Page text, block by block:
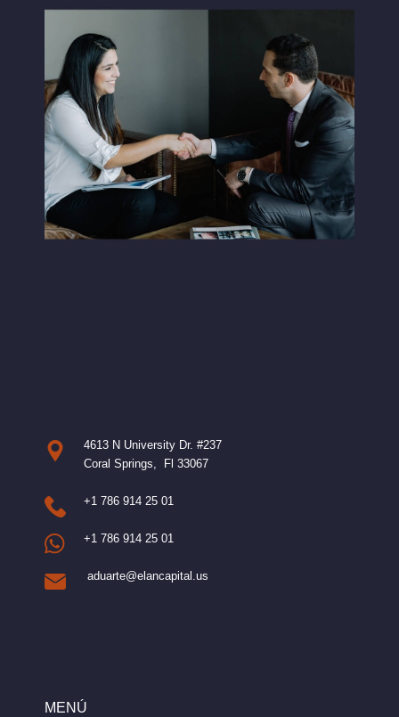
4613 N University Dr. #237
Coral Springs, Fl 33067
+1 786 914 25 01
+1 786 914 25 01
aduarte@elancapital.us
MENÚ